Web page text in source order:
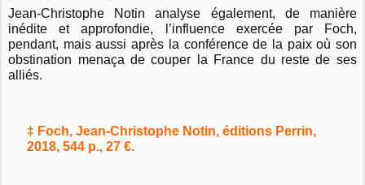
Jean-Christophe Notin analyse également, de manière
inédite et approfondie, l’influence exercée par Foch,
pendant, mais aussi après la conférence de la paix où son
obstination menaça de couper la France du reste de ses
alliés.
‡ Foch, Jean-Christophe Notin, éditions Perrin,
2018, 544 p., 27 €.